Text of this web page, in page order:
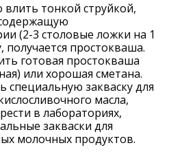
тонкой струйкой,
(2-3 столовые ложки на 1
получается простокваша.
готовая простокваша
или хорошая сметана.
специальную закваску для
масла,
в лабораториях,
закваски для
молочных продуктов.